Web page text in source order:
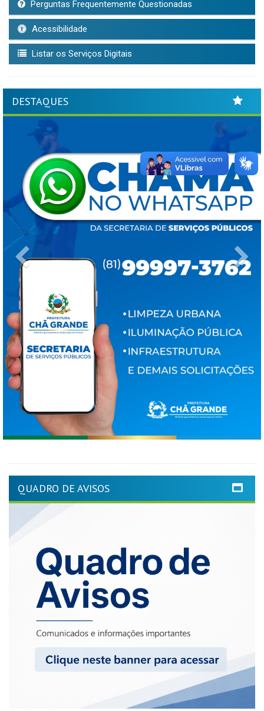
Perguntas Frequentemente Questionadas
Acessibilidade
Listar os Serviços Digitais
DESTAQUES
QUADRO DE AVISOS